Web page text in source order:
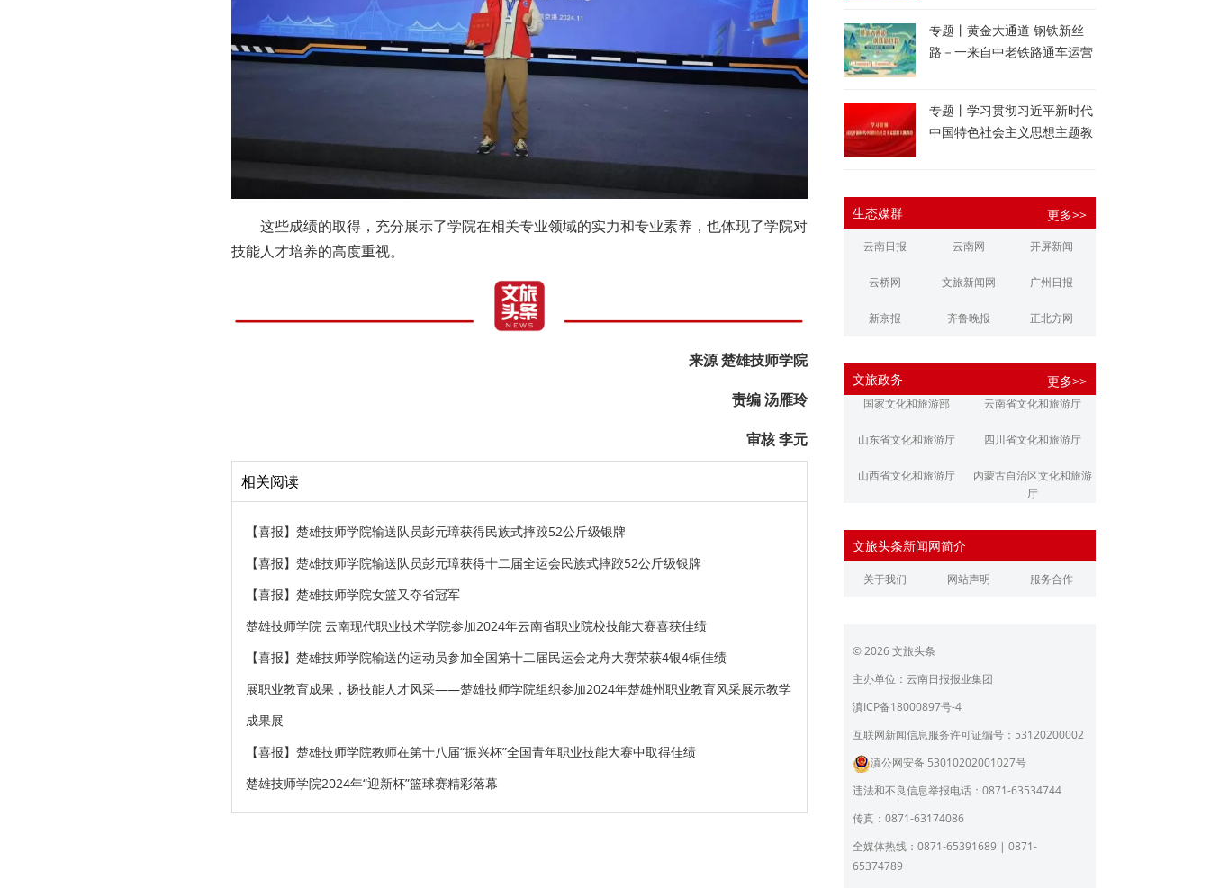
这些成绩的取得，充分展示了学院在相关专业领域的实力和专业素养，也体现了学院对
技能人才培养的高度重视。
来源 楚雄技师学院
责编 汤雁玲
审核 李元
相关阅读
【喜报】楚雄技师学院输送队员彭元璋获得民族式摔跤52公斤级银牌
【喜报】楚雄技师学院输送队员彭元璋获得十二届全运会民族式摔跤52公斤级银牌
【喜报】楚雄技师学院女篮又夺省冠军
楚雄技师学院 云南现代职业技术学院参加2024年云南省职业院校技能大赛喜获佳绩
【喜报】楚雄技师学院输送的运动员参加全国第十二届民运会龙舟大赛荣获4银4铜佳绩
展职业教育成果，扬技能人才风采——楚雄技师学院组织参加2024年楚雄州职业教育风采展示教学
成果展
【喜报】楚雄技师学院教师在第十八届“振兴杯”全国青年职业技能大赛中取得佳绩
楚雄技师学院2024年“迎新杯”篮球赛精彩落幕
专题丨黄金大通道 钢铁新丝
路－一来自中老铁路通车运营
专题丨学习贯彻习近平新时代
中国特色社会主义思想主题教
生态媒群 更多>>
云南日报 云南网 开屏新闻
云桥网 文旅新闻网 广州日报
新京报 齐鲁晚报 正北方网
江南都市报 潇湘晨报
文旅政务 更多>>
国家文化和旅游部 云南省文化和旅游厅
山东省文化和旅游厅 四川省文化和旅游厅
山西省文化和旅游厅
内蒙古自治区文化和旅游
厅
浙江省文化和旅游厅
江西省文化和旅游厅 河南省文化和旅游厅
广东省文化和旅游厅
育厅
陕西省文化和旅游厅 甘肃省文化和旅游厅
青海省文化和旅游厅
宁夏回族自治区文化和旅
北京市文旅局
上海市文化和旅游局
员会
文旅头条新闻网简介
关于我们 网站声明 服务合作
© 2026 文旅头条
主办单位：云南日报报业集团
滇ICP备18000897号-4
互联网新闻信息服务许可证编号：53120200002
滇公网安备 53010202001027号
违法和不良信息举报电话：0871-63534744
传真：0871-63174086
全媒体热线：0871-65391689 | 0871-
65374789